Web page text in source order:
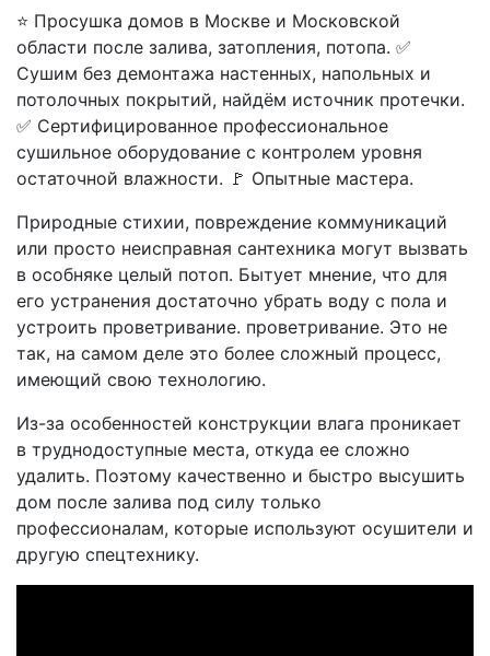
⭐ Просушка домов в Москве и Московской
области после залива, затопления, потопа. ✅
Сушим без демонтажа настенных, напольных и
потолочных покрытий, найдём источник протечки.
✅ Сертифицированное профессиональное
сушильное оборудование с контролем уровня
остаточной влажности. 🚩 Опытные мастера.
Природные стихии, повреждение коммуникаций
или просто неисправная сантехника могут вызвать
в особняке целый потоп. Бытует мнение, что для
его устранения достаточно убрать воду с пола и
устроить проветривание. проветривание. Это не
так, на самом деле это более сложный процесс,
имеющий свою технологию.
Из-за особенностей конструкции влага проникает
в труднодоступные места, откуда ее сложно
удалить. Поэтому качественно и быстро высушить
дом после залива под силу только
профессионалам, которые используют осушители и
другую спецтехнику.